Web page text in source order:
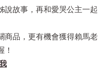
說故事，再和愛哭公主一起
商品，更有機會獲得賴馬老
！